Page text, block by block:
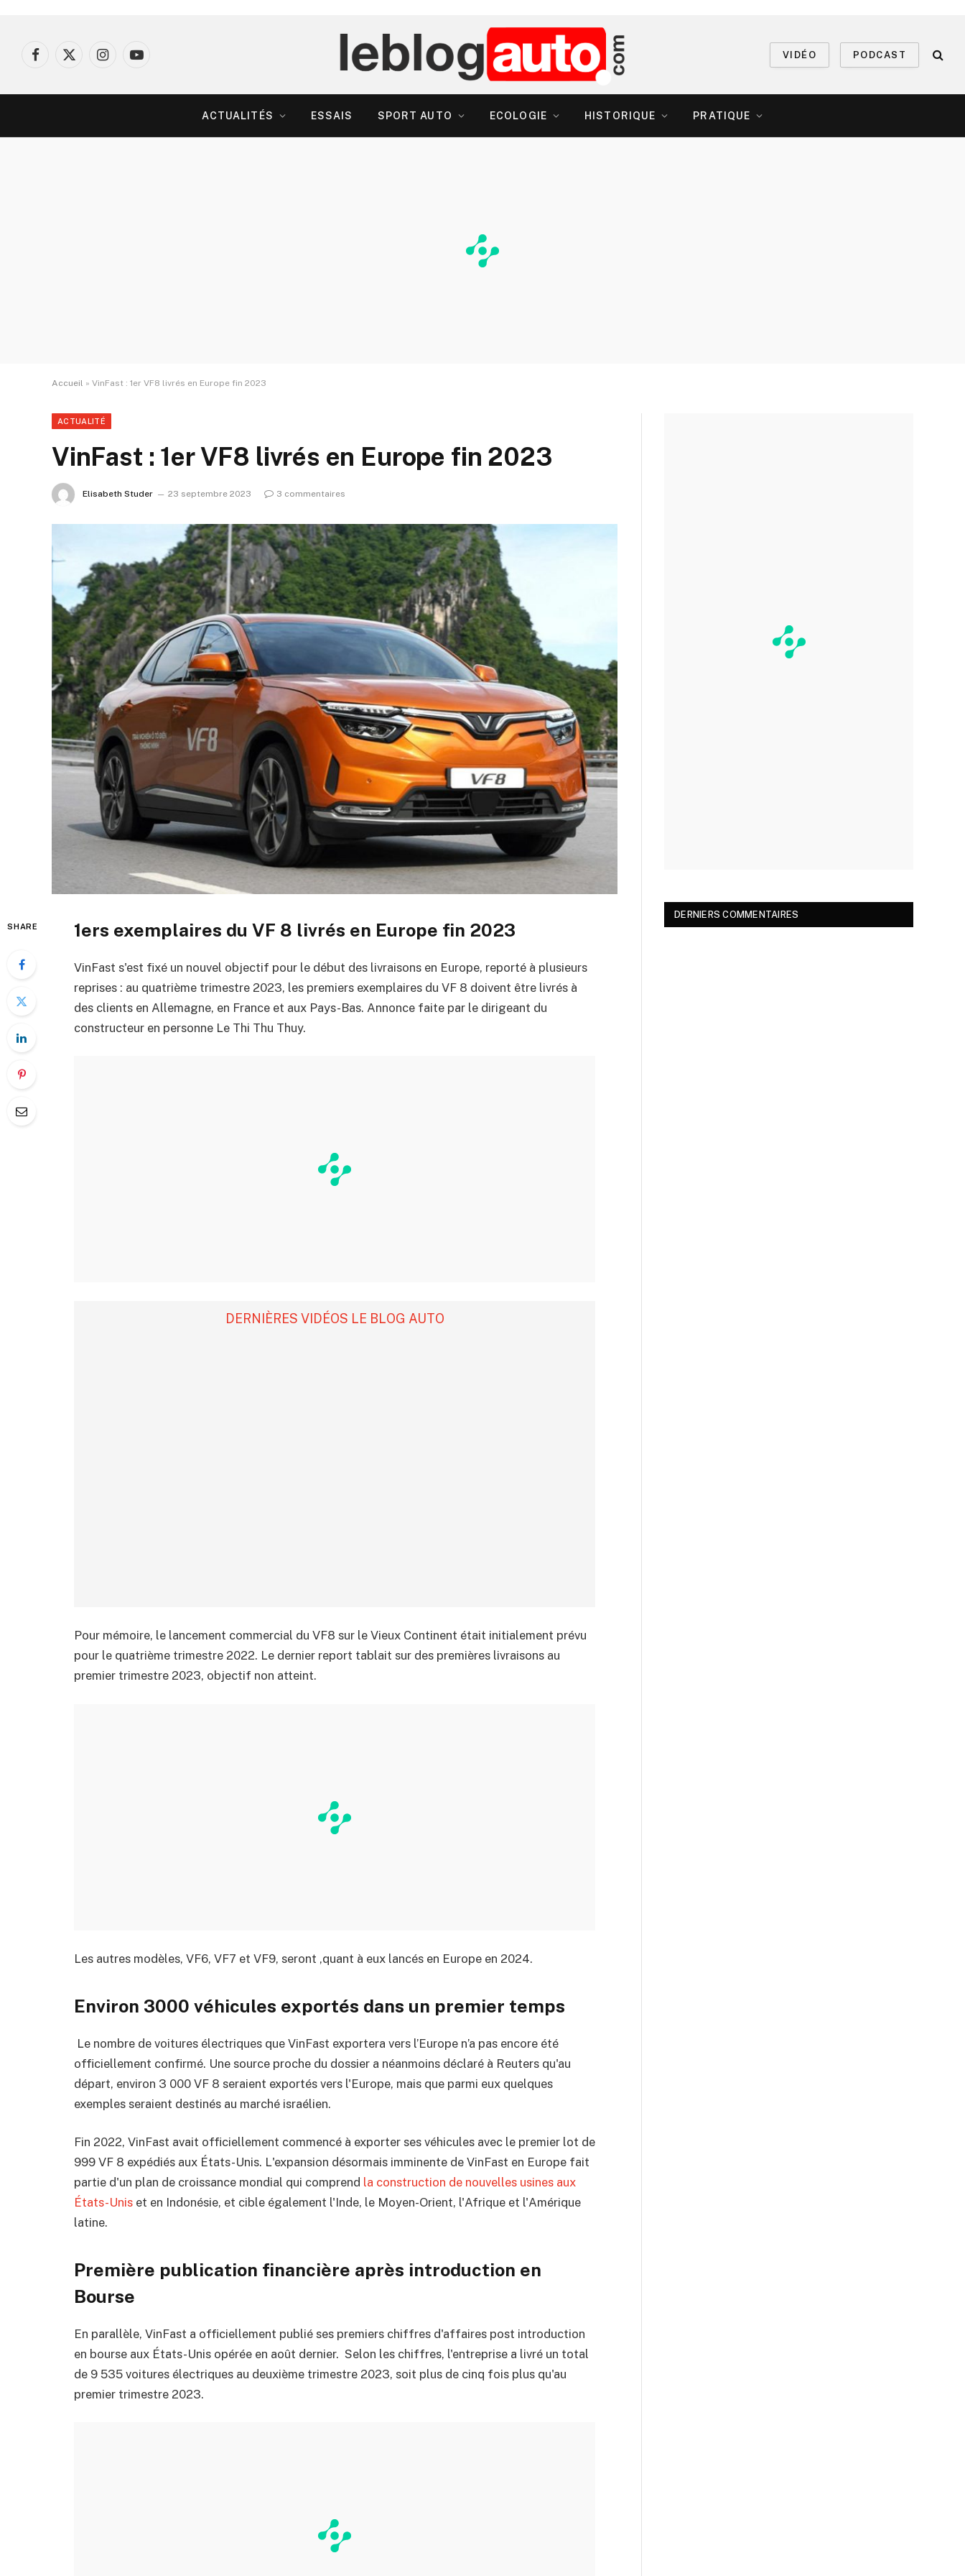
Facebook
X
InstagramYouTube
VIDÉO PODCAST
ACTUALITÉS ESSAIS SPORT AUTO ECOLOGIE HISTORIQUE PRATIQUE
Accueil » VinFast : 1er VF8 livrés en Europe fin 2023
ACTUALITÉ
VinFast : 1er VF8 livrés en Europe fin 2023
Elisabeth Studer 23 septembre 2023 3 commentaires
SHARE 1ers exemplaires du VF 8 livrés en Europe fin 2023
VinFast s'est fixé un nouvel objectif pour le début des livraisons en Europe, reporté à plusieurs
reprises : au quatrième trimestre 2023, les premiers exemplaires du VF 8 doivent être livrés à
des clients en Allemagne, en France et aux Pays-Bas. Annonce faite par le dirigeant du
constructeur en personne Le Thi Thu Thuy.
DERNIÈRES VIDÉOS LE BLOG AUTO
Pour mémoire, le lancement commercial du VF8 sur le Vieux Continent était initialement prévu
pour le quatrième trimestre 2022. Le dernier report tablait sur des premières livraisons au
premier trimestre 2023, objectif non atteint.
Les autres modèles, VF6, VF7 et VF9, seront ,quant à eux lancés en Europe en 2024.
Environ 3000 véhicules exportés dans un premier temps
Le nombre de voitures électriques que VinFast exportera vers l’Europe n’a pas encore été
officiellement confirmé. Une source proche du dossier a néanmoins déclaré à Reuters qu'au
départ, environ 3 000 VF 8 seraient exportés vers l'Europe, mais que parmi eux quelques
exemples seraient destinés au marché israélien.
Fin 2022, VinFast avait officiellement commencé à exporter ses véhicules avec le premier lot de
999 VF 8 expédiés aux États-Unis. L'expansion désormais imminente de VinFast en Europe fait
partie d'un plan de croissance mondial qui comprend la construction de nouvelles usines aux
États-Unis et en Indonésie, et cible également l'Inde, le Moyen-Orient, l'Afrique et l'Amérique
latine.
Première publication financière après introduction en
Bourse
En parallèle, VinFast a officiellement publié ses premiers chiffres d'affaires post introduction
en bourse aux États-Unis opérée en août dernier. Selon les chiffres, l'entreprise a livré un total
de 9 535 voitures électriques au deuxième trimestre 2023, soit plus de cinq fois plus qu'au
premier trimestre 2023.
DERNIERS COMMENTAIRES